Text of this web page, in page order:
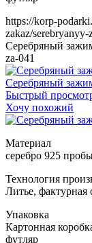
https://korp-
zakaz/
Серебряный
za-041
Серебряный
Быстрый
Хочу похожий